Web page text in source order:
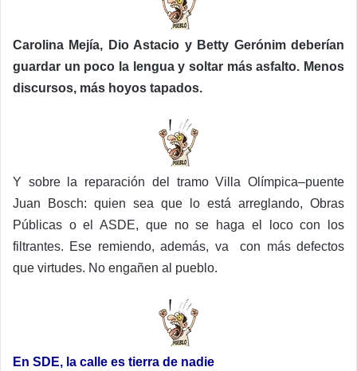
Carolina Mejía, Dio Astacio y Betty Gerónim deberían
guardar un poco la lengua y soltar más asfalto. Menos
discursos, más hoyos tapados.
Y sobre la reparación del tramo Villa Olímpica–puente
Juan Bosch: quien sea que lo está arreglando, Obras
Públicas o el ASDE, que no se haga el loco con los
filtrantes. Ese remiendo, además, va con más defectos
que virtudes. No engañen al pueblo.
En SDE, la calle es tierra de nadie